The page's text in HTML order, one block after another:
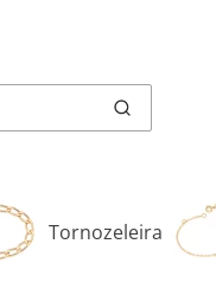
Tornozeleira